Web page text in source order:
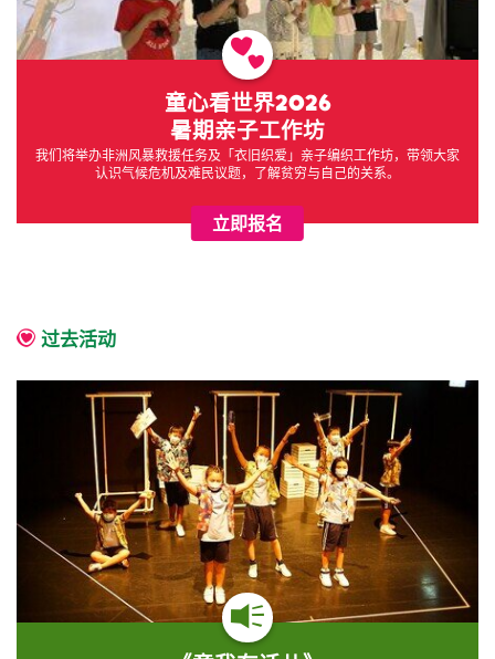
童心看世界2026
暑期亲子工作坊
我们将举办非洲风暴救援任务及「衣旧织爱」亲子编织工作坊，带领大家
认识气候危机及难民议题，了解贫穷与自己的关系。
立即报名
过去活动